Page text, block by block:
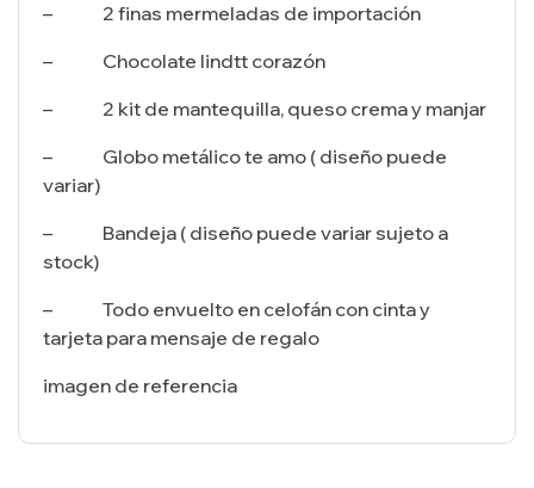
– 2 finas mermeladas de importación
– Chocolate lindtt corazón
– 2 kit de mantequilla, queso crema y manjar
– Globo metálico te amo ( diseño puede
variar)
– Bandeja ( diseño puede variar sujeto a
stock)
– Todo envuelto en celofán con cinta y
tarjeta para mensaje de regalo
imagen de referencia